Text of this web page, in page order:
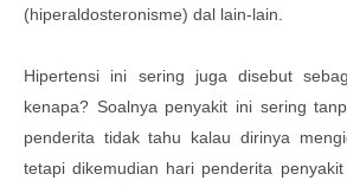
(hiperaldosteronisme) dal lain-lain.
Hipertensi ini sering juga disebut
kenapa? Soalnya penyakit ini sering
penderita tidak tahu kalau dirinya
tetapi dikemudian hari penderita